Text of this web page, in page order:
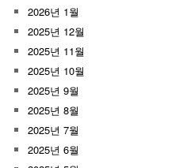
2026년 1월
2025년 12월
2025년 11월
2025년 10월
2025년 9월
2025년 8월
2025년 7월
2025년 6월